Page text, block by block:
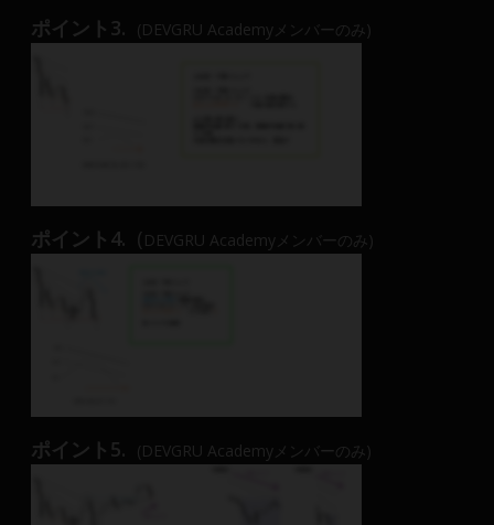
ポイント3. (DEVGRU Academyメンバーのみ)
ポイント4. ( DEVGRU Academyメンバーのみ)
ポイント5. (DEVGRU Academyメンバーのみ)